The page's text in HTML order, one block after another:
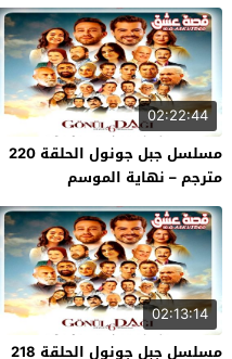
02:22:44
مسلسل جبل جونول الحلقة 220
مترجم – نهاية الموسم
02:13:14
مسلسل جبل جونول الحلقة 218